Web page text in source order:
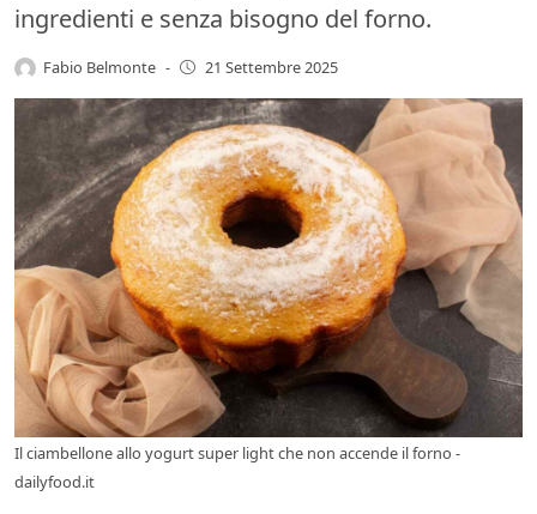
ingredienti e senza bisogno del forno.
Fabio Belmonte - 21 Settembre 2025
Il ciambellone allo yogurt super light che non accende il forno -
dailyfood.it